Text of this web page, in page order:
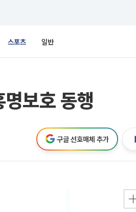
스포츠 일반
보호 동행
구글 선호매체 추가